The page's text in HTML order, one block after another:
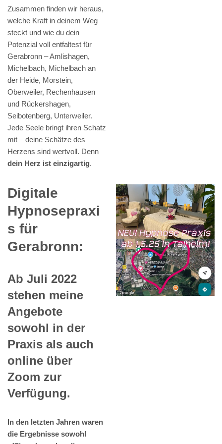
Zusammen finden wir heraus,
welche Kraft in deinem Weg
steckt und wie du dein
Potenzial voll entfaltest für
Gerabronn – Amlishagen,
Michelbach, Michelbach an
der Heide, Morstein,
Oberweiler, Rechenhausen
und Rückershagen,
Seibotenberg, Unterweiler.
Jede Seele bringt ihren Schatz
mit – deine Schätze des
Herzens sind wertvoll. Denn
dein Herz ist einzigartig.
Digitale
Hypnosepraxi
s für
Gerabronn:
Ab Juli 2022
stehen meine
Angebote
sowohl in der
Praxis als auch
online über
Zoom zur
Verfügung.
In den letzten Jahren waren
die Ergebnisse sowohl